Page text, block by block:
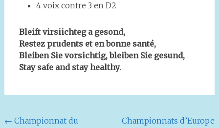
4 voix contre 3 en D2
Bleift virsiichteg a gesond,
Restez prudents et en bonne santé,
Bleiben Sie vorsichtig, bleiben Sie gesund,
Stay safe and stay healthy.
Navigation
← Championnat du
Championnats d’Europe